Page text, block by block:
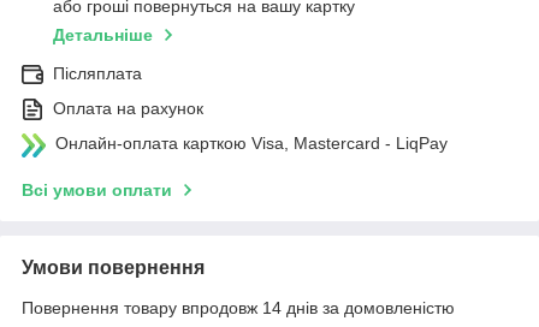
або гроші повернуться на вашу картку
Детальніше
Післяплата
Оплата на рахунок
Онлайн-оплата карткою Visa, Mastercard - LiqPay
Всі умови оплати
Умови повернення
Повернення товару впродовж 14 днів за домовленістю